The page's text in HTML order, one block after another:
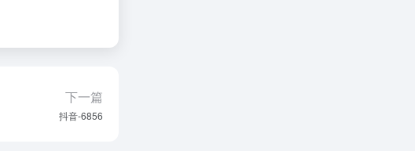
下一篇
抖音-6856